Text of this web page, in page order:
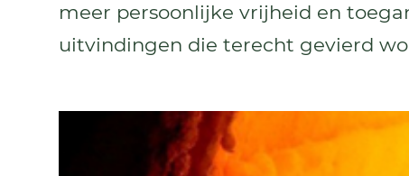
meer persoonlijke vrijheid en
uitvindingen die terecht gevierd